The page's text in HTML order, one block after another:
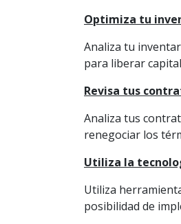
Optimiza tu
Analiza tu
para liberar
Revisa tus
Analiza tus
renegociar los
Utiliza la
Utiliza
posibilidad de